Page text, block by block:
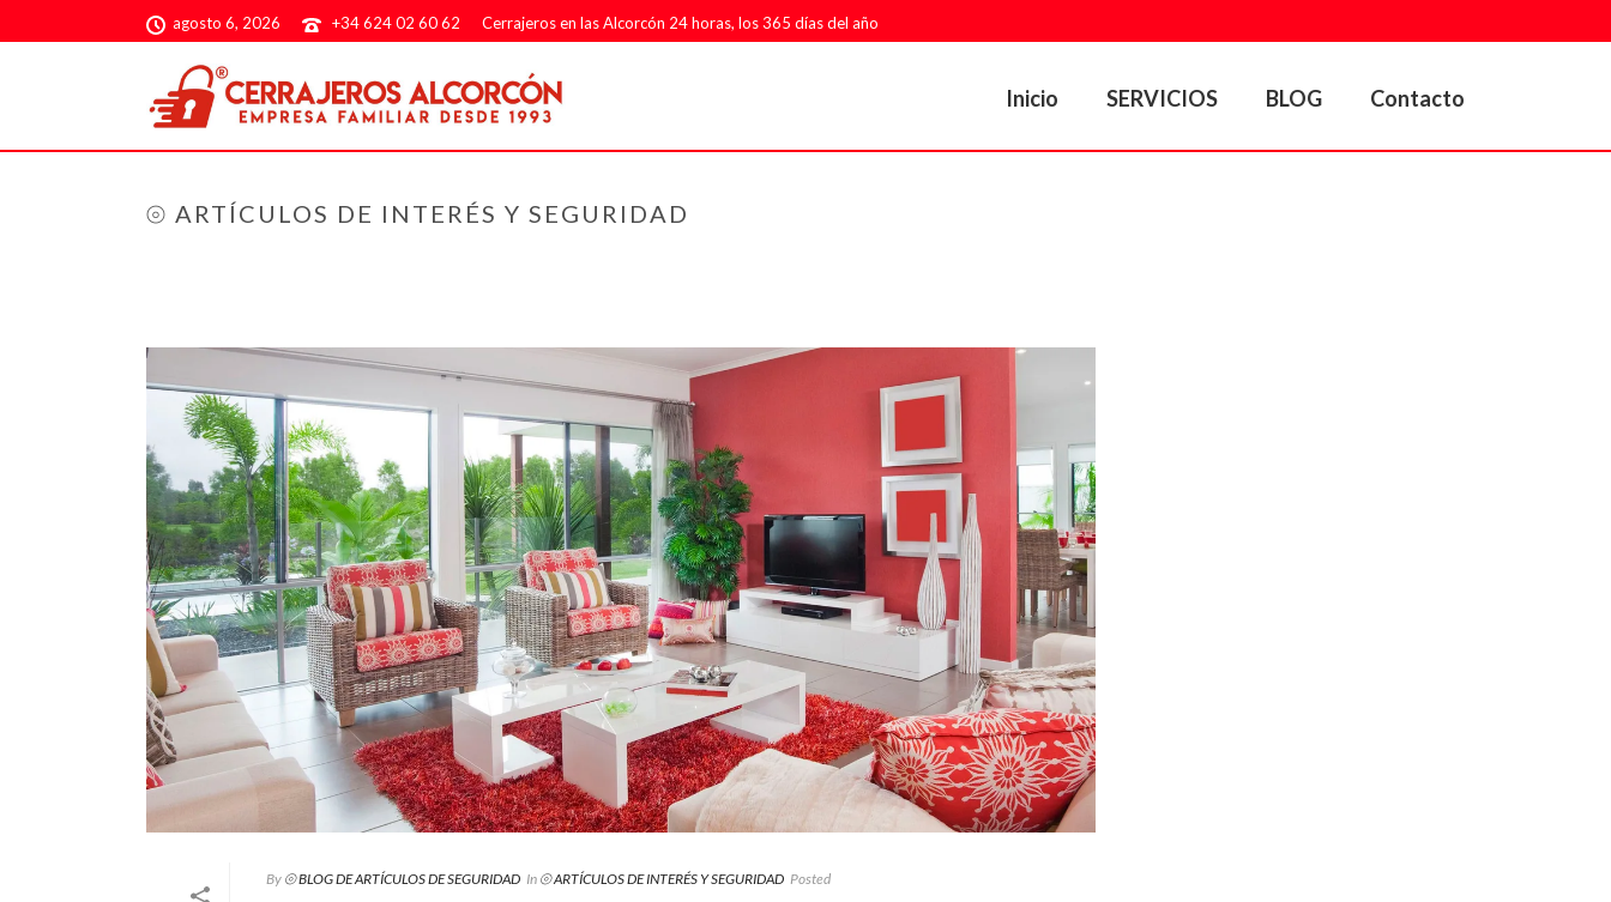
agosto 6, 2026 +34 624 02 60 62 Cerrajeros en las Alcorcón 24 horas, los 365 días del año
Inicio SERVICIOS BLOG Contacto
⦾ ARTÍCULOS DE INTERÉS Y SEGURIDAD
By ⦾ BLOG DE ARTÍCULOS DE SEGURIDAD In ⦾ ARTÍCULOS DE INTERÉS Y SEGURIDAD Posted